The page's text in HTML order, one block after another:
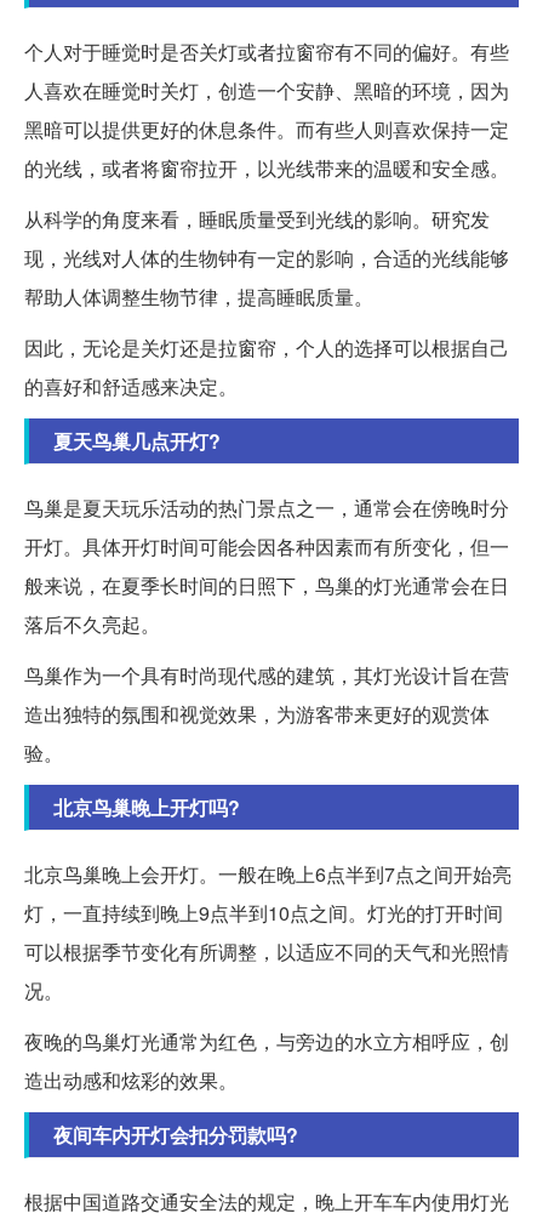
个人对于睡觉时是否关灯或者拉窗帘有不同的偏好。有些
人喜欢在睡觉时关灯，创造一个安静、黑暗的环境，因为
黑暗可以提供更好的休息条件。而有些人则喜欢保持一定
的光线，或者将窗帘拉开，以光线带来的温暖和安全感。
从科学的角度来看，睡眠质量受到光线的影响。研究发
现，光线对人体的生物钟有一定的影响，合适的光线能够
帮助人体调整生物节律，提高睡眠质量。
因此，无论是关灯还是拉窗帘，个人的选择可以根据自己
的喜好和舒适感来决定。
夏天鸟巢几点开灯?
鸟巢是夏天玩乐活动的热门景点之一，通常会在傍晚时分
开灯。具体开灯时间可能会因各种因素而有所变化，但一
般来说，在夏季长时间的日照下，鸟巢的灯光通常会在日
落后不久亮起。
鸟巢作为一个具有时尚现代感的建筑，其灯光设计旨在营
造出独特的氛围和视觉效果，为游客带来更好的观赏体
验。
北京鸟巢晚上开灯吗?
北京鸟巢晚上会开灯。一般在晚上6点半到7点之间开始亮
灯，一直持续到晚上9点半到10点之间。灯光的打开时间
可以根据季节变化有所调整，以适应不同的天气和光照情
况。
夜晚的鸟巢灯光通常为红色，与旁边的水立方相呼应，创
造出动感和炫彩的效果。
夜间车内开灯会扣分罚款吗?
根据中国道路交通安全法的规定，晚上开车车内使用灯光